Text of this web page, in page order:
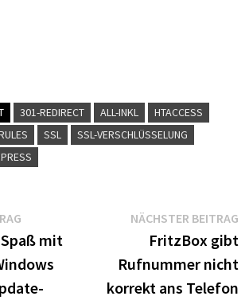
301-REDIRECT ALL-INKL
HTACCESS
SSL
SSL-VERSCHLÜSSELUNG
Vorheriger
Beitrag:
mit
NÄCHSTER BEITRAG
FritzBox gibt
Rufnummer nicht
korrekt ans Telefon